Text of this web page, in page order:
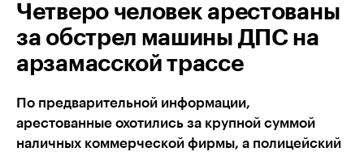
Четверо человек арестованы
за обстрел машины ДПС на
арзамасской трассе
По предварительной информации,
арестованные охотились за крупной суммой
наличных коммерческой фирмы, а полицейский